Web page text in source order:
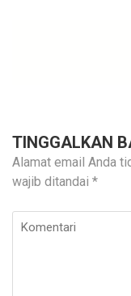
TINGGALKAN
Alamat email Anda
wajib ditandai *
Komentari